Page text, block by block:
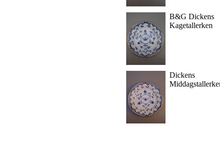
B&G Dickens
Kagetallerken
Dickens